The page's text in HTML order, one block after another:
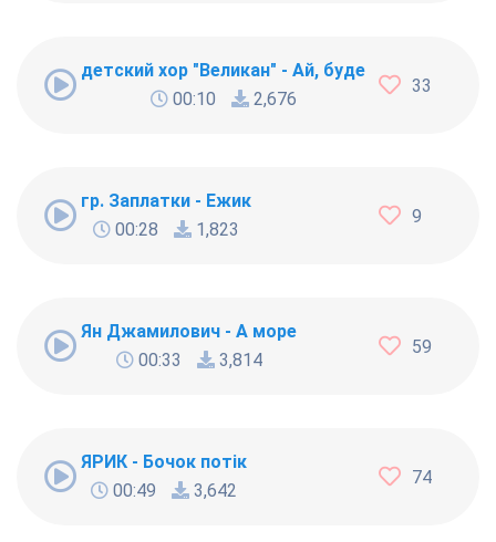
детский хор "Великан" - Ай, будет круто [27086]
00:10
2,676
33
гр. Заплатки - Ежик
00:28
1,823
9
Ян Джамилович - А море
00:33
3,814
59
ЯРИК - Бочок потiк
00:49
3,642
74